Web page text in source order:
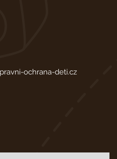
ochrana-deti.cz